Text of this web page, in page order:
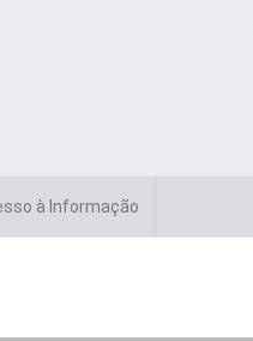
à Informação